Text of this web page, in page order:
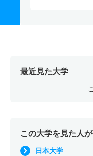
最近見た大学
この大学を見た人
日本大学